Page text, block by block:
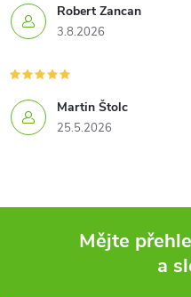
Robert Zancan
3.8.2026
Martin Štolc
25.5.2026
Mějte
a